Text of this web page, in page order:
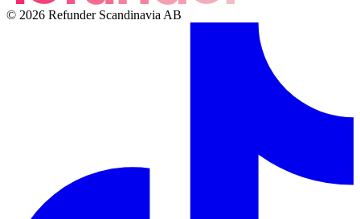
© 2026 Refunder Scandinavia AB